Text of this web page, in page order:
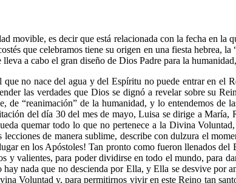
movible, es decir que está relacionada con la fecha en
que celebramos tiene su origen en una fiesta hebrea,
a cabo el gran diseño de Dios Padre para la
que no nace del agua y del Espíritu no puede entrar en el
las verdades que Dios se dignó a revelar sobre su
de “reanimación” de la humanidad, y lo entendemos
del día 30 del mes de mayo, Luisa se dirige a María,
quemar todo lo que no pertenece a la Divina
de manera sublime, describe con dulzura el
en los Apóstoles! Tan pronto como fueron llenados
y valientes, para poder dividirse en todo el mundo, para
nada que no descienda por Ella, y Ella se desvive por
Voluntad y, para permitirnos vivir en este Reino tan